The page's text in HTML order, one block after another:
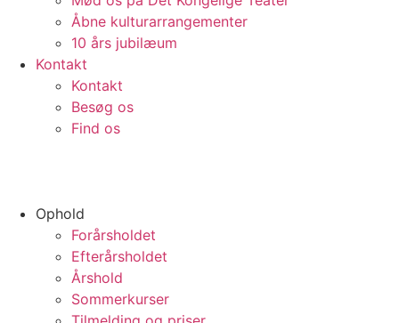
Åbne kulturarrangementer
10 års jubilæum
Kontakt
Kontakt
Besøg os
Find os
Ophold
Forårsholdet
Efterårsholdet
Årshold
Sommerkurser